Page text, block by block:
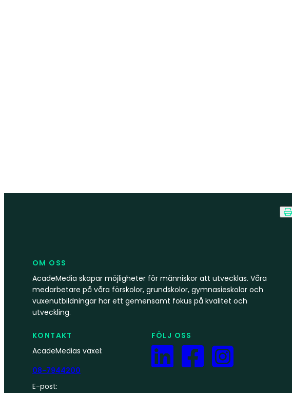
OM OSS
AcadeMedia skapar möjligheter för människor att utvecklas. Våra
medarbetare på våra förskolor, grundskolor, gymnasieskolor och
vuxenutbildningar har ett gemensamt fokus på kvalitet och
utveckling.
KONTAKT
AcadeMedias växel:
08-7944200
E-post:
FÖLJ OSS